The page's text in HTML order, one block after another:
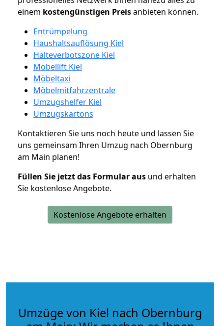
einem kostengünstigen Preisanbieten können.
Entrümpelung
Haushaltsauflösung Kiel
Halteverbotszone Kiel
Möbellift Kiel
Möbeltaxi
Möbelmitfahrzentrale
Umzugshelfer Kiel
Umzugskartons
Kontaktieren Sie uns noch heute und lassen Sie
uns gemeinsam Ihren Umzug nach Obernburg
am Main planen!
Füllen Sie jetzt das Formular aus und erhalten
Sie kostenlose Angebote.
Kostenlose Angebote erhalten
Umzüge von Kiel nach Obernburg